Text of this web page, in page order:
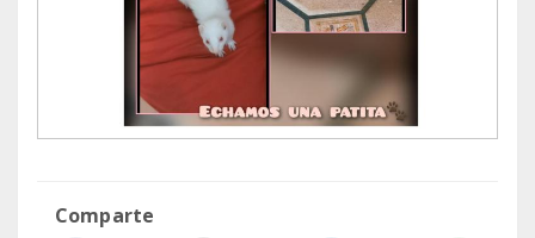
Comparte